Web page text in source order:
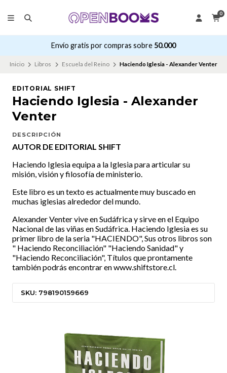
0
Envío gratis por compras sobre 50.000
Inicio Libros Escuela del Reino Haciendo Iglesia - Alexander Venter
EDITORIAL SHIFT
Haciendo Iglesia - Alexander
Venter
DESCRIPCIÓN
AUTOR DE EDITORIAL SHIFT
Haciendo Iglesia equipa a la Iglesia para articular su
misión, visión y filosofía de ministerio.
Este libro es un texto es actualmente muy buscado en
muchas iglesias alrededor del mundo.
Alexander Venter vive en Sudáfrica y sirve en el Equipo
Nacional de las viñas en Sudáfrica. Haciendo Iglesia es su
primer libro de la seria "HACIENDO", Sus otros libros son
" Haciendo Reconciliación" "Haciendo Sanidad" y
"Haciendo Reconciliación", Títulos que prontamente
también podrás encontrar en www.shiftstore.cl.
SKU: 798190159669